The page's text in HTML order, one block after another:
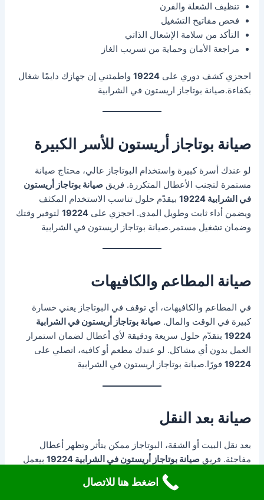
تنظيف الشعلة والفرن
فحص مفاتيح التشغيل
التأكد من سلامة الإشعال الذاتي
مراجعة الأمان وحماية من تسريب الغاز
احجزي كشف دوري على19224 واطمئني إن جهازك دايمًا شغال
بكفاءة.صيانة بوتاجاز اريستون في الشرابية
صيانة بوتاجاز أريستون للأسر الكبيرة
لو عندك أسرة كبيرة واستخدام البوتاجاز عالي، محتاج صيانة
مستمرة لتجنب الأعطال المتكررة. فريقصيانة بوتاجاز أريستون
في الشرابية 19224
بيقدّم حلول تناسب الاستخدام المكثف
ويضمن أداء ثابت وطويل المدى. احجزي على19224 لتوفير وقتك
وضمان تشغيل مستمر.صيانة بوتاجاز اريستون في الشرابية
صيانة المطاعم والكافيهات
في المطاعم والكافيهات، أي توقف في البوتاجاز يعني خسارة
كبيرة في الوقت والمال.صيانة بوتاجاز أريستون في الشرابية
19224 بتقدّم حلول سريعة ودقيقة لأي أعطال لضمان استمرار
العمل بدون أي مشاكل. لو عندك مطعم أو كافيه، اتصلي على
19224 فورًا.صيانة بوتاجاز اريستون في الشرابية
صيانة بعد النقل
بعد نقل البيت أو الشقة، البوتاجاز ممكن يتأثر وتظهر أعطال
مفاجئة. فريقصيانة بوتاجاز أريستون في الشرابية 19224
بيعمل
كشف شامل بعد النقل للتأكد من سلامة كل القطع والتوصيلات. ده
بيمنع أي مشاكل مستقبلية ويضمن جهاز شغال بكفاءة. احجزي
اضغط هنا للاتصال